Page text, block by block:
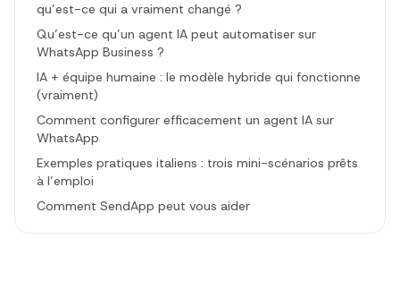
qu’est-ce qui a vraiment changé ?
Qu’est-ce qu’un agent IA peut automatiser sur
WhatsApp Business ?
IA + équipe humaine : le modèle hybride qui fonctionne
(vraiment)
Comment configurer efficacement un agent IA sur
WhatsApp
Exemples pratiques italiens : trois mini-scénarios prêts
à l’emploi
Comment SendApp peut vous aider